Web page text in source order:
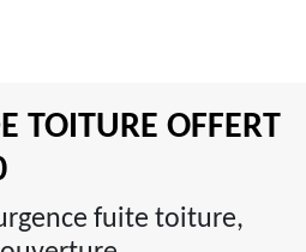
TOITURE OFFERT
fuite toiture,